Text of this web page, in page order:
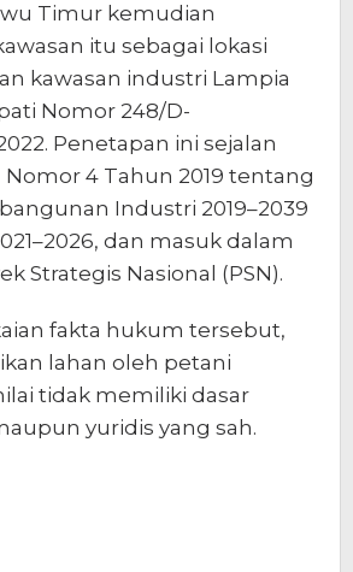
Timur kemudian
itu sebagai lokasi
kawasan industri Lampia
Nomor 248/D-
Penetapan ini sejalan
4 Tahun 2019 tentang
Industri 2019–2039
dan masuk dalam
Strategis Nasional (PSN).
fakta hukum tersebut,
lahan oleh petani
tidak memiliki dasar
yuridis yang sah.